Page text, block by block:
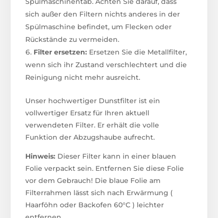
sich außer den Filtern nichts anderes in der
Spülmaschine befindet, um Flecken oder
Rückstände zu vermeiden.
Filter ersetzen: Ersetzen Sie die Metallfilter,
wenn sich ihr Zustand verschlechtert und die
Reinigung nicht mehr ausreicht.
Unser hochwertiger Dunstfilter ist ein
vollwertiger Ersatz für Ihren aktuell
verwendeten Filter. Er erhält die volle
Funktion der Abzugshaube aufrecht.
Hinweis: Dieser Filter kann in einer blauen
Folie verpackt sein. Entfernen Sie diese Folie
vor dem Gebrauch! Die blaue Folie am
Filterrahmen lässt sich nach Erwärmung (
Haarföhn oder Backofen 60°C ) leichter